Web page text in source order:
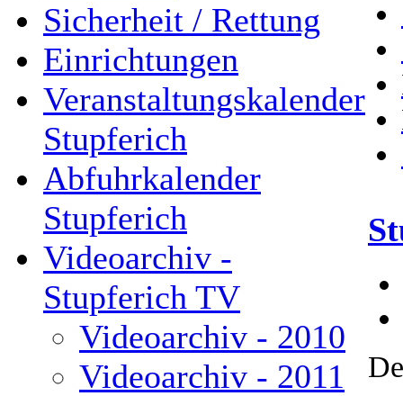
Sicherheit / Rettung
Einrichtungen
Veranstaltungskalender
Stupferich
Abfuhrkalender
Stupferich
Videoarchiv -
Stupferich TV
Videoarchiv - 2010
Videoarchiv - 2011